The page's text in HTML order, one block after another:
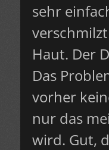
sehr
Haut. Der
Das
vorher
nur das
wird. Gut,